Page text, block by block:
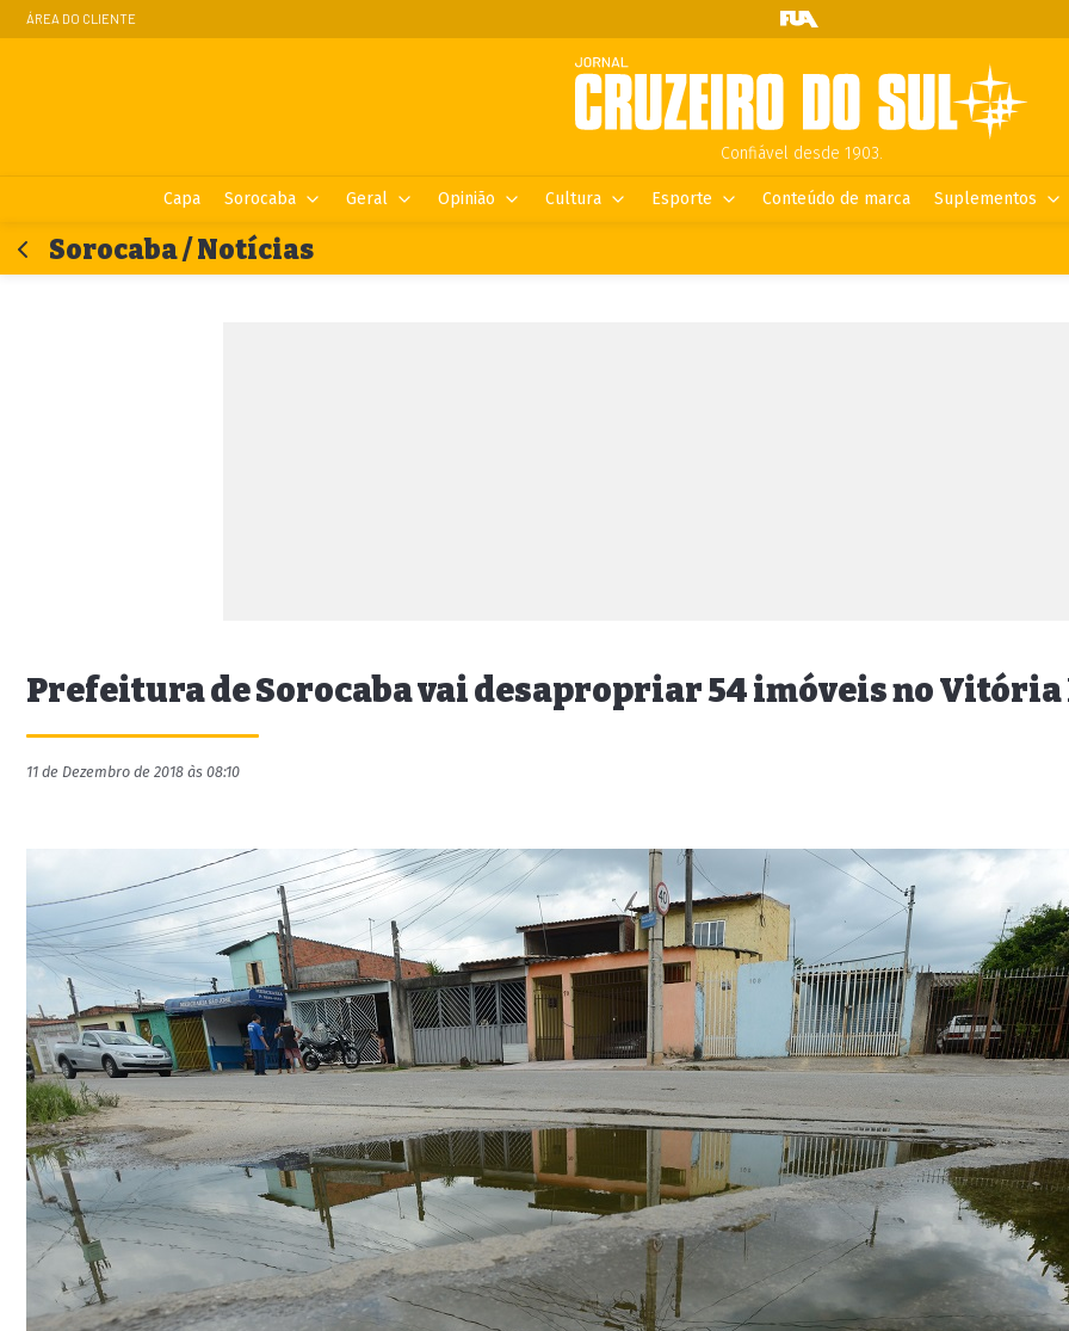
ÁREA DO CLIENTE
Confiável desde 1903.
Capa Sorocaba Geral Opinião Cultura Esporte Conteúdo de marca Suplementos
Sorocaba / Notícias
Prefeitura de Sorocaba vai desapropriar 54 imóveis no Vitória
11 de Dezembro de 2018 às 08:10